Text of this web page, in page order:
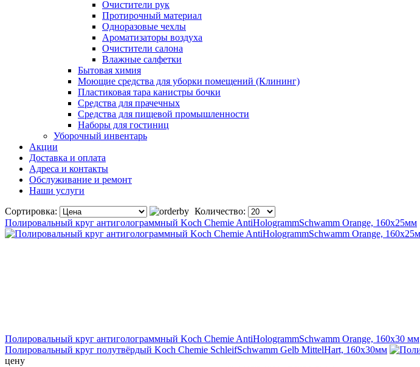
Очистители рук
Протирочный материал
Одноразовые чехлы
Ароматизаторы воздуха
Очистители салона
Влажные салфетки
Бытовая химия
Моющие средства для уборки помещений (Клининг)
Пластиковая тара канистры бочки
Средства для прачечных
Средства для пищевой промышленности
Наборы для гостиниц
Уборочный инвентарь
Акции
Доставка и оплата
Адреса и контакты
Обслуживание и ремонт
Наши услуги
Сортировка:
Количество:
Полировальный круг антиголограммный Koch Chemie AntiHologrammSchwamm Orange, 160х25мм
Полировальный круг антиголограммный Koch Chemie AntiHologrammSchwamm Orange, 160х30 мм
Полировальный круг полутвёрдый Koch Chemie SchleifSchwamm Gelb MittelHart, 160х30мм
цену